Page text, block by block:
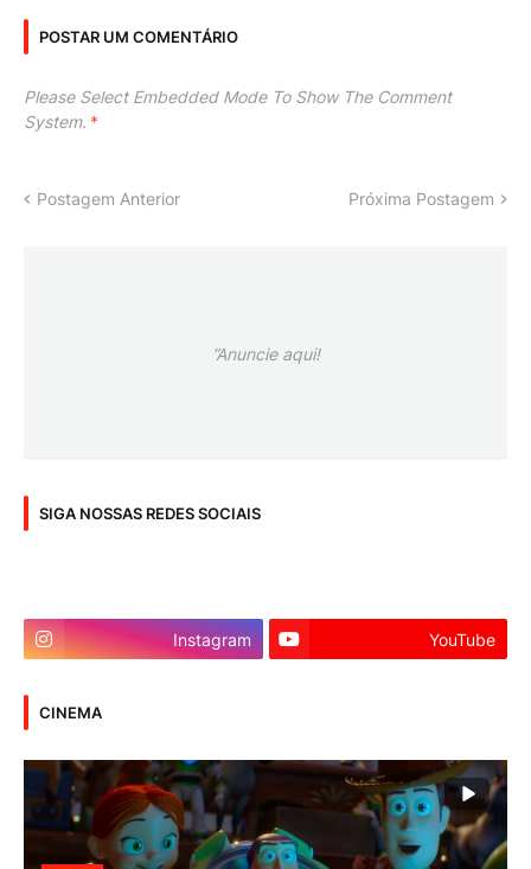
POSTAR UM COMENTÁRIO
Please Select Embedded Mode To Show The Comment
System. *
Postagem Anterior Próxima Postagem
”Anuncie aqui!
SIGA NOSSAS REDES SOCIAIS
Instagram YouTube
CINEMA